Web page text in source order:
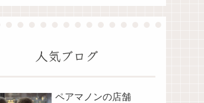
人気ブログ
ペアマノンの店舗